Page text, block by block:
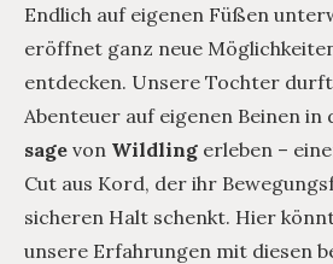
Endlich auf eigenen Füßen
eröffnet ganz neue
entdecken. Unsere Tochter
Abenteuer auf eigenen Beinen in
sage von Wildling erleben –
Cut aus Kord, der ihr
sicheren Halt schenkt. Hier
unsere Erfahrungen mit diesen